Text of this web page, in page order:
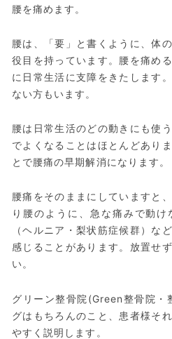
腰を痛めます。
腰は、「要」と書くように、体
役目を持っています。腰を痛め
に日常生活に支障をきたします
ない方もいます。
腰は日常生活のどの動きにも使
でよくなることはほとんどあり
とで腰痛の早期解消になります。
腰痛をそのままにしていますと
り腰のように、急な痛みで動
（ヘルニア・梨状筋症候群）な
感じることがあります。放置せ
い。
グリーン整骨院(Green整骨院・
グはもちろんのこと、患者様そ
やすく説明します。